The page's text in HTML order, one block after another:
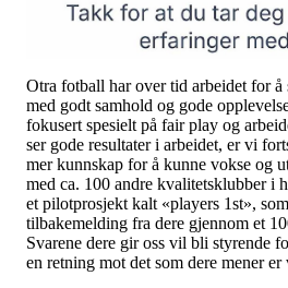
Otra fotball har over tid arbeidet for
med godt samhold og gode
fokusert spesielt på fair play og
ser gode resultater i arbeidet, er vi
mer kunnskap for å kunne vokse og
med ca. 100 andre kvalitetsklubber i
et pilotprosjekt kalt «players 1st»,
tilbakemelding fra dere gjennom et
Svarene dere gir oss vil bli styrende
en retning mot det som dere mener